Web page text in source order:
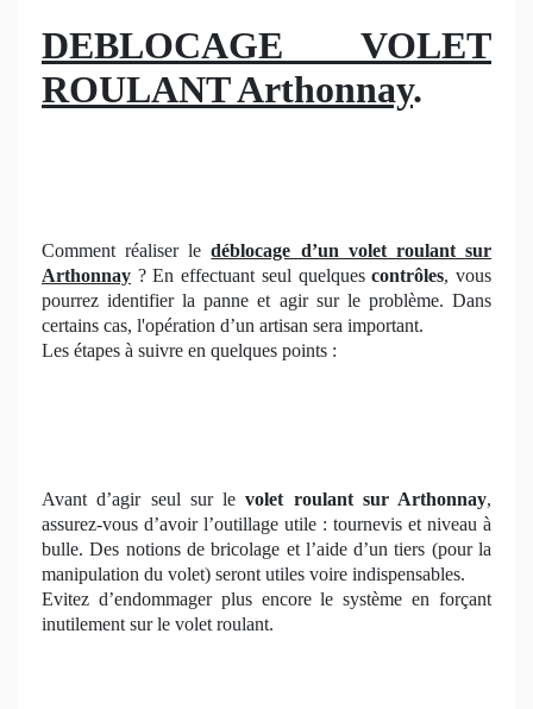
DEBLOCAGE VOLET
ROULANT Arthonnay.
Comment réaliser ledéblocage d’un volet roulant sur
Arthonnay ? En effectuant seul quelquescontrôles, vous
pourrez identifier la panne et agir sur le problème. Dans
certains cas, l'opération d’un artisan sera important.
Les étapes à suivre en quelques points :
Avant d’agir seul sur levolet roulant sur Arthonnay,
assurez-vous d’avoir l’outillage utile : tournevis et niveau à
bulle. Des notions de bricolage et l’aide d’un tiers (pour la
manipulation du volet) seront utiles voire indispensables.
Evitez d’endommager plus encore le système en forçant
inutilement sur le volet roulant.